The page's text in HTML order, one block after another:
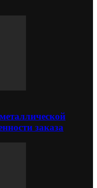
заказа